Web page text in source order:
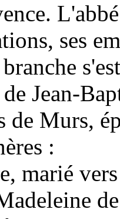
ses
Jean-
de Murs,
:
marié